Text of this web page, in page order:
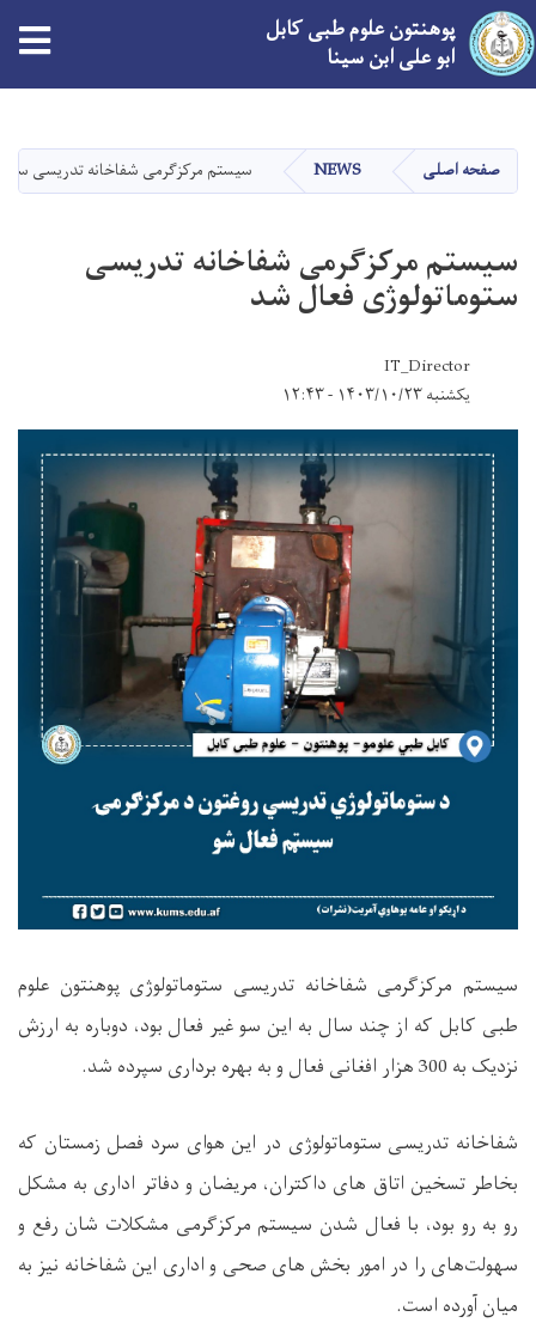
main
content
پوهنتون علوم طبی کابل
ابو علی ابن سینا
صفحه اصلی NEWS سیستم مرکزگرمی شفاخانه تدریسی
سیستم مرکزگرمی شفاخانه تدریسی
ستوماتولوژی فعال شد
IT_Director
یکشنبه ۱۴۰۳/۱۰/۲۳ - ۱۲:۴۳
سیستم مرکزگرمی شفاخانه تدریسی ستوماتولوژی پوهنتون علوم
طبی کابل که از چند سال به این سو غیر فعال بود، دوباره به ارزش
نزدیک به 300 هزار افغانی فعال و به بهره برداری سپرده شد.
شفاخانه تدریسی ستوماتولوژی در این هوای سرد فصل زمستان که
بخاطر تسخین اتاق های داکتران، مریضان و دفاتر اداری به مشکل
رو به رو بود، با فعال شدن سیستم مرکزگرمی مشکلات شان رفع و
سهولت‌های را در امور بخش های صحی و اداری این شفاخانه نیز به
میان آورده است.